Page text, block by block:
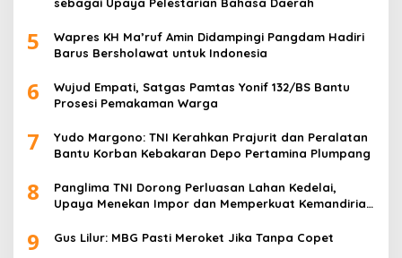
sebagai Upaya Pelestarian Bahasa Daerah
5
Wapres KH Ma’ruf Amin Didampingi Pangdam Hadiri
Barus Bersholawat untuk Indonesia
6
Wujud Empati, Satgas Pamtas Yonif 132/BS Bantu
Prosesi Pemakaman Warga
7
Yudo Margono: TNI Kerahkan Prajurit dan Peralatan
Bantu Korban Kebakaran Depo Pertamina Plumpang
8
Panglima TNI Dorong Perluasan Lahan Kedelai,
Upaya Menekan Impor dan Memperkuat Kemandirian
9 Gus Lilur: MBG Pasti Meroket Jika Tanpa Copet